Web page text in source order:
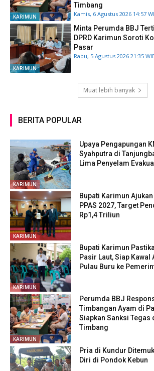
KARIMUN
Timbang
Kamis, 6 Agustus 2026 14:57
KARIMUN
Minta Perumda BBJ
DPRD Karimun Soroti
Pasar
Rabu, 5 Agustus 2026 21:35
Muat lebih banyak
BERITA POPULAR
KARIMUN
Upaya Pengapungan
Syahputra di
Lima Penyelam
KARIMUN
Bupati Karimun
PPAS 2027, Target
Rp1,4 Triliun
KARIMUN
Bupati Karimun
Pasir Laut, Siap
Pulau Buru ke
KARIMUN
Perumda BBJ
Timbangan Ayam di
Siapkan Sanksi Tegas
Timbang
Pria di Kundur
Diri di Pondok Kebun